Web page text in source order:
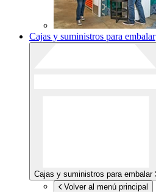
Cajas y suministros para embalar
Cajas y suministros para embalar
Volver al menú principal